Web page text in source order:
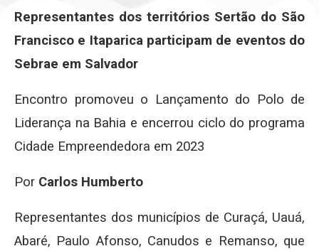
Representantes dos territórios Sertão do São
Francisco e Itaparica participam de eventos do
Sebrae em Salvador
Encontro promoveu o Lançamento do Polo de
Liderança na Bahia e encerrou ciclo do programa
Cidade Empreendedora em 2023
Por Carlos Humberto
Representantes dos municípios de Curaçá, Uauá,
Abaré, Paulo Afonso, Canudos e Remanso, que